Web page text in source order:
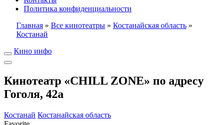
Политика конфиденциальности
Главная » Все кинотеатры » Костанайская область »
Костанай
Кино инфо
Кинотеатр «CHILL ZONE» по адресу
Гоголя, 42а
Костанай Костанайская область